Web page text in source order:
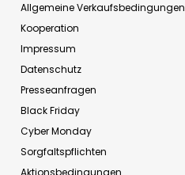
Allgemeine Verkaufsbedingungen
Kooperation
Impressum
Datenschutz
Presseanfragen
Black Friday
Cyber Monday
Sorgfaltspflichten